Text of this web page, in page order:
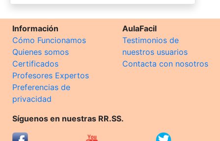
Información
Cómo Funcionamos
Quienes somos
Certificados
Profesores Expertos
Preferencias de
privacidad
AulaFacil
Testimonios de
nuestros usuarios
Contacta con nosotros
Síguenos en nuestras RR.SS.